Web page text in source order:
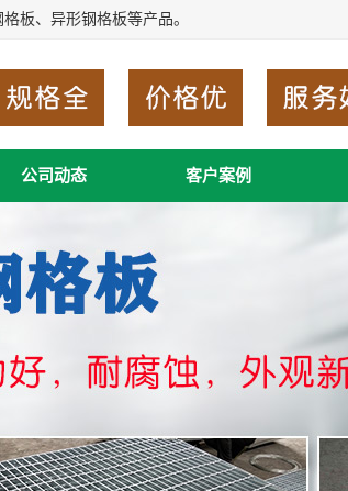
板、异形钢格板等产品。
公司动态 客户案例